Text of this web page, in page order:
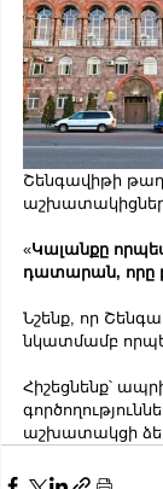
Շենգավիթի
«Կալանքը
դատարան, որը
Նշենք, որ
նկատմամբ
Հիշեցնենք՝
աշխատակցի